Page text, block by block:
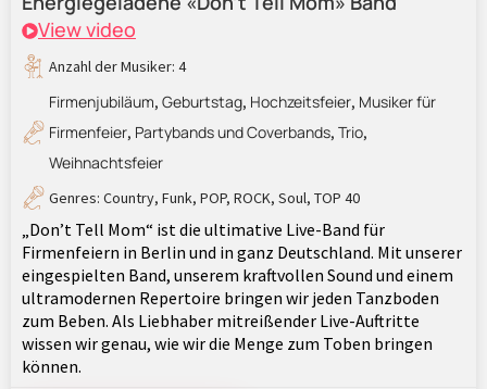
View video
Anzahl der Musiker: 4
Firmenjubiläum, Geburtstag, Hochzeitsfeier, Musiker für
Firmenfeier, Partybands und Coverbands, Trio,
Weihnachtsfeier
Genres: Country, Funk, POP, ROCK, Soul, TOP 40
„Don’t Tell Mom“ ist die ultimative Live-Band für
Firmenfeiern in Berlin und in ganz Deutschland. Mit unserer
eingespielten Band, unserem kraftvollen Sound und einem
ultramodernen Repertoire bringen wir jeden Tanzboden
zum Beben. Als Liebhaber mitreißender Live-Auftritte
wissen wir genau, wie wir die Menge zum Toben bringen
können.